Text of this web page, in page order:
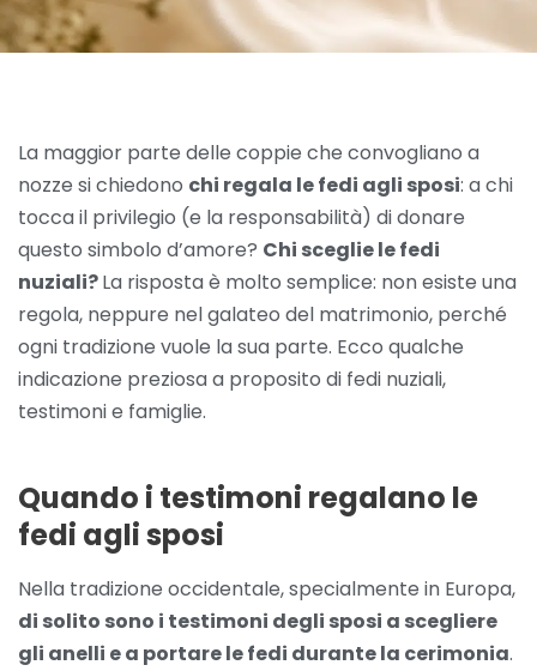
La maggior parte delle coppie che convogliano a
nozze si chiedono chi regala le fedi agli sposi: a chi
tocca il privilegio (e la responsabilità) di donare
questo simbolo d’amore? Chi sceglie le fedi
nuziali?La risposta è molto semplice: non esiste una
regola, neppure nel galateo del matrimonio, perché
ogni tradizione vuole la sua parte. Ecco qualche
indicazione preziosa a proposito di fedi nuziali,
testimoni e famiglie.
Quando i testimoni regalano le
fedi agli sposi
Nella tradizione occidentale, specialmente in Europa,
di solito sono i testimoni degli sposi a scegliere
gli anelli e a portare le fedi durante la cerimonia.